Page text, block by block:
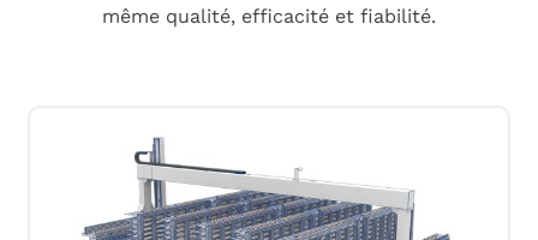
même qualité, efficacité et fiabilité.